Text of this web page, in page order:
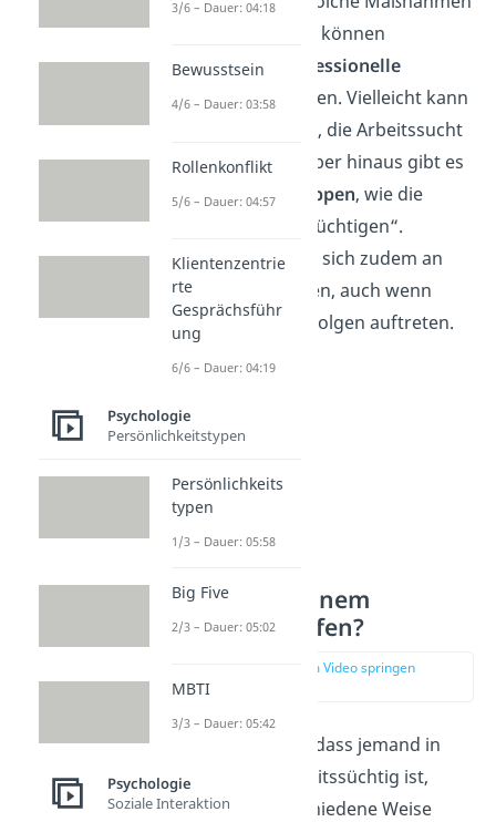
aber nicht aus, dann können
Betroffene sich
professionelle
Unterstützungsuchen. Vielleicht kann
eine
helfen, die Arbeitssucht
zu bewältigen. Darüber hinaus gibt es
auch Selbsthilfegruppen, wie die
„anonymen Arbeitssüchtigen“.
Workaholics können sich zudem an
denHausarzt
wenden, auch wenn
bereits körperliche Folgen auftreten.
Wie kann ich einem
Workaholic helfen?
zur Stelle im Video springen
Wenn du bemerkst, dass jemand in
deinem Umfeld arbeitssüchtig ist,
kannst du auf verschiedene Weise
3/6 – Dauer: 04:18
Bewusstsein
4/6 – Dauer: 03:58
Rollenkonflikt
5/6 – Dauer: 04:57
Klientenzentrie
rte
Gesprächsführ
ung
6/6 – Dauer: 04:19
Psychologie
Persönlichkeitstypen
Persönlichkeits
typen
1/3 – Dauer: 05:58
Big Five
2/3 – Dauer: 05:02
MBTI
3/3 – Dauer: 05:42
Psychologie
Soziale Interaktion